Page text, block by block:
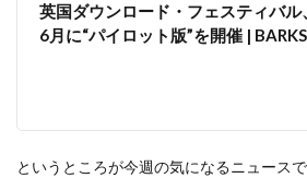
英国ダウンロード・フェスティバル、
6月に“パイロット版”を開催 | BARKS
というところが今週の気になるニュース